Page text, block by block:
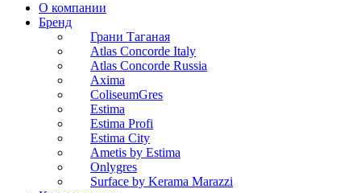
О компании
Бренд
Грани Таганая
Atlas Concorde Italy
Atlas Concorde Russia
Axima
ColiseumGres
Estima
Estima Profi
Estima City
Ametis by Estima
Onlygres
Surface by Kerama Marazzi